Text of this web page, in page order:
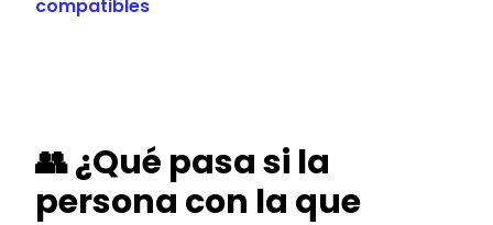
compatibles
👥 ¿Qué pasa si la
persona con la que